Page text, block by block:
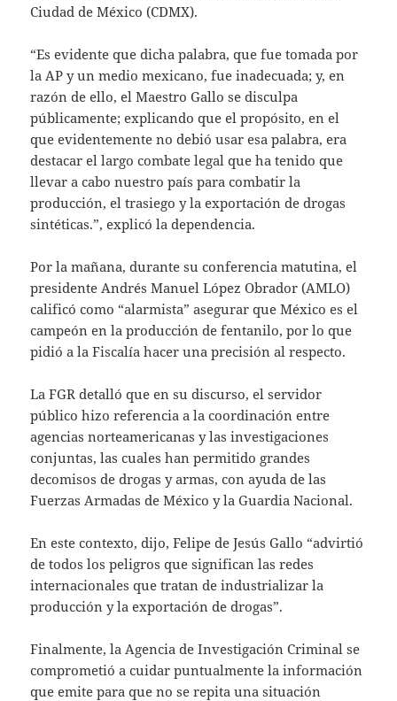
Ciudad de México (CDMX).
“Es evidente que dicha palabra, que fue tomada por
la AP y un medio mexicano, fue inadecuada; y, en
razón de ello, el Maestro Gallo se disculpa
públicamente; explicando que el propósito, en el
que evidentemente no debió usar esa palabra, era
destacar el largo combate legal que ha tenido que
llevar a cabo nuestro país para combatir la
producción, el trasiego y la exportación de drogas
sintéticas.”, explicó la dependencia.
Por la mañana, durante su conferencia matutina, el
presidente Andrés Manuel López Obrador (AMLO)
calificó como “alarmista” asegurar que México es el
campeón en la producción de fentanilo, por lo que
pidió a la Fiscalía hacer una precisión al respecto.
La FGR detalló que en su discurso, el servidor
público hizo referencia a la coordinación entre
agencias norteamericanas y las investigaciones
conjuntas, las cuales han permitido grandes
decomisos de drogas y armas, con ayuda de las
Fuerzas Armadas de México y la Guardia Nacional.
En este contexto, dijo, Felipe de Jesús Gallo “advirtió
de todos los peligros que significan las redes
internacionales que tratan de industrializar la
producción y la exportación de drogas”.
Finalmente, la Agencia de Investigación Criminal se
comprometió a cuidar puntualmente la información
que emite para que no se repita una situación